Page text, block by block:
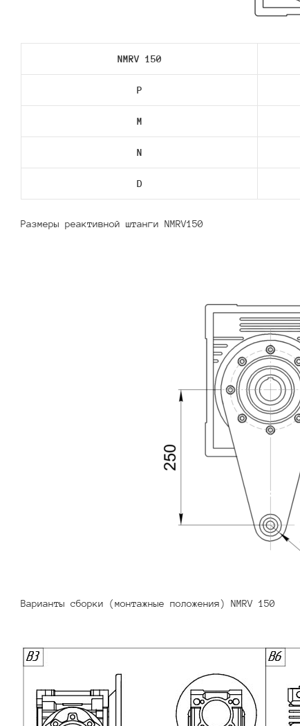
NMRV 150
P
M
N
D
Размеры реактивной штанги NMRV150
Варианты сборки (монтажные положения) NMRV 150